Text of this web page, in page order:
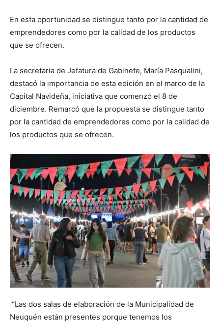
En esta oportunidad se distingue tanto por la cantidad de
emprendedores como por la calidad de los productos
que se ofrecen.
La secretaria de Jefatura de Gabinete, María Pasqualini,
destacó la importancia de esta edición en el marco de la
Capital Navideña, iniciativa que comenzó el 8 de
diciembre. Remarcó que la propuesta se distingue tanto
por la cantidad de emprendedores como por la calidad de
los productos que se ofrecen.
“Las dos salas de elaboración de la Municipalidad de
Neuquén están presentes porque tenemos los